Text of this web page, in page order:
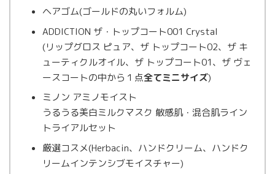
ヘアゴム(ゴールドの丸いフォルム)
ADDICTION ザ・トップコート001 Crystal
(リップグロス ピュア、ザ トップコート02、ザ キ
ューティクルオイル、ザ トップコート01、ザ ヴェ
ースコートの中から１点全てミニサイズ)
ミノン アミノモイスト
うるうる美白ミルクマスク 敏感肌・混合肌ライン
トライアルセット
厳選コスメ(Herbacin、ハンドクリーム、ハンドク
リームインテンシブモイスチャー)